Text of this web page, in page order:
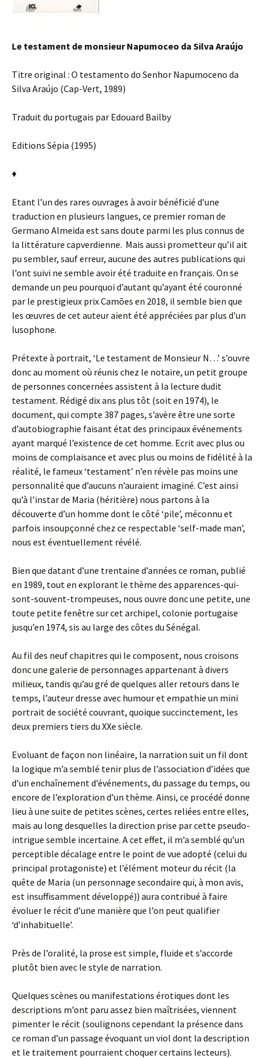
Le testament de monsieur Napumoceo da Silva Araújo
Titre original : O testamento do Senhor Napumoceno da
Silva Araújo (Cap-Vert, 1989)
Traduit du portugais par Edouard Bailby
Editions Sépia (1995)
♦
Etant l’un des rares ouvrages à avoir bénéficié d’une
traduction en plusieurs langues, ce premier roman de
Germano Almeida est sans doute parmi les plus connus de
la littérature capverdienne. Mais aussi prometteur qu’il ait
pu sembler, sauf erreur, aucune des autres publications qui
l’ont suivi ne semble avoir été traduite en français. On se
demande un peu pourquoi d’autant qu’ayant été couronné
par le prestigieux prix Camões en 2018, il semble bien que
les œuvres de cet auteur aient été appréciées par plus d’un
lusophone.
Prétexte à portrait, ‘Le testament de Monsieur N…’ s’ouvre
donc au moment où réunis chez le notaire, un petit groupe
de personnes concernées assistent à la lecture dudit
testament. Rédigé dix ans plus tôt (soit en 1974), le
document, qui compte 387 pages, s’avère être une sorte
d’autobiographie faisant état des principaux événements
ayant marqué l’existence de cet homme. Ecrit avec plus ou
moins de complaisance et avec plus ou moins de fidélité à la
réalité, le fameux ‘testament’ n’en révèle pas moins une
personnalité que d’aucuns n’auraient imaginé. C’est ainsi
qu’à l’instar de Maria (héritière) nous partons à la
découverte d’un homme dont le côté ‘pile’, méconnu et
parfois insoupçonné chez ce respectable ‘self-made man’,
nous est éventuellement révélé.
Bien que datant d’une trentaine d’années ce roman, publié
en 1989, tout en explorant le thème des apparences-qui-
sont-souvent-trompeuses, nous ouvre donc une petite, une
toute petite fenêtre sur cet archipel, colonie portugaise
jusqu’en 1974, sis au large des côtes du Sénégal.
Au fil des neuf chapitres qui le composent, nous croisons
donc une galerie de personnages appartenant à divers
milieux, tandis qu’au gré de quelques aller retours dans le
temps, l’auteur dresse avec humour et empathie un mini
portrait de société couvrant, quoique succinctement, les
deux premiers tiers du XXe siècle.
Evoluant de façon non linéaire, la narration suit un fil dont
la logique m’a semblé tenir plus de l’association d’idées que
d’un enchaînement d’événements, du passage du temps, ou
encore de l’exploration d’un thème. Ainsi, ce procédé donne
lieu à une suite de petites scènes, certes reliées entre elles,
mais au long desquelles la direction prise par cette pseudo-
intrigue semble incertaine. A cet effet, il m’a semblé qu’un
perceptible décalage entre le point de vue adopté (celui du
principal protagoniste) et l’élément moteur du récit (la
quête de Maria (un personnage secondaire qui, à mon avis,
est insuffisamment développé)) aura contribué à faire
évoluer le récit d’une manière que l’on peut qualifier
‘d’inhabituelle’.
Près de l’oralité, la prose est simple, fluide et s’accorde
plutôt bien avec le style de narration.
Quelques scènes ou manifestations érotiques dont les
descriptions m’ont paru assez bien maîtrisées, viennent
pimenter le récit (soulignons cependant la présence dans
ce roman d’un passage évoquant un viol dont la description
et le traitement pourraient choquer certains lecteurs).